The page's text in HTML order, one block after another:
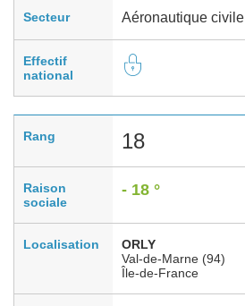
Secteur Aéronautique civile
Effectif
national
Rang 18
Raison
sociale
- 18 °
Localisation
ORLY
Val-de-Marne (94)
Île-de-France